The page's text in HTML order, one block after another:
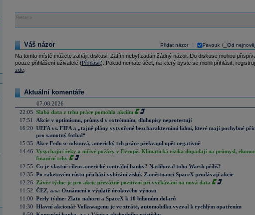
Reklama
Přidat názor Pavouk Od
Váš názor
Na tomto místě můžete zahájit diskusi. Zatím nebyl zadán žádný názor. Do diskuse mohou
pouze přihlášení uživatelé (Přihlásit). Pokud nemáte účet, na který byste se mohli přihlásit,
zde.
Aktuální komentáře
07.08.2026
22:05 Slabá data z trhu práce pomohla akciím
17:51
Akcie v optimismu, průmysl v extrémním, dluhopisy neprotestují
16:20 UEFA vs. FIFA a „tajné plány vytvořené bezcharakterními lidmi, které mají pochybné
pro samotný fotbal“
15:35
Akce Fedu se odsouvá, americký trh práce překvapil opět negativně
14:46 Vysychající řeky a ničivé požáry v Evropě. Klimatická rizika dopadají na průmysl,
finanční trhy
12:55 Co je vlastně cílem americké centrální banky? Nasliboval toho Warsh příliš?
12:35 Po raketovém růstu přichází vybírání zisků. Zaměstnanci SpaceX prodávají akcie
12:26
Závěr týdne je pro akcie převážně pozitivní při vyčkávání na nová data
11:52 ČEZ, a.s.: Oznámení o výplatě úrokového výnosu
11:00 Perly týdne: Zlato nahoru a SpaceX k 10 bilionům dolarů
10:30 Hlavní akcionář Volkswagenu je ve ztrátě, automobilku vyzval k rychlým opatřením